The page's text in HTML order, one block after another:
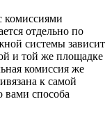
комиссиями
отдельно по
системы зависит
и той же площадке
комиссия же
к самой
вами способа